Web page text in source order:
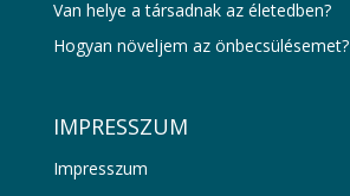
Van helye a társadnak az életedben?
Hogyan növeljem az önbecsülésemet?
IMPRESSZUM
Impresszum